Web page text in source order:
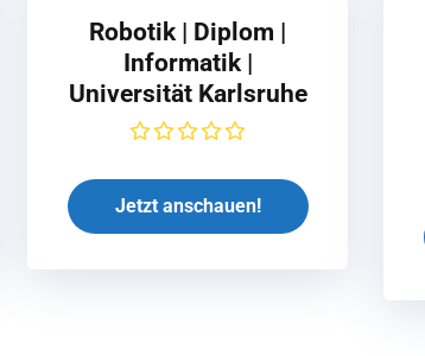
Robotik | Diplom |
Informatik |
Universität Karlsruhe
Jetzt anschauen!